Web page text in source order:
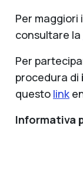
Per maggiori
consultare la
Per
procedura di
questo link
Informativa